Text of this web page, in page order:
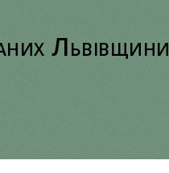
Львівщини